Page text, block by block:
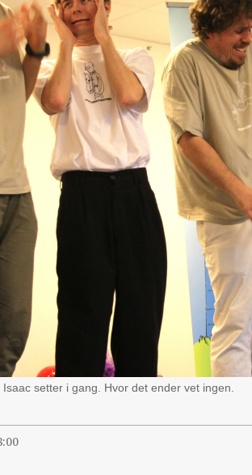
setter i gang. Hvor det ender vet ingen.